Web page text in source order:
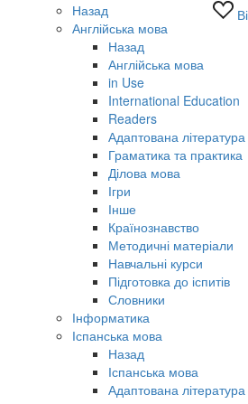
Назад
Англійська мова
Назад
Англійська мова
in Use
International Education
Readers
Адаптована література
Граматика та практика
Ділова мова
Ігри
Інше
Країнознавство
Методичні матеріали
Навчальні курси
Підготовка до іспитів
Словники
Інформатика
Іспанська мова
Назад
Іспанська мова
Адаптована література